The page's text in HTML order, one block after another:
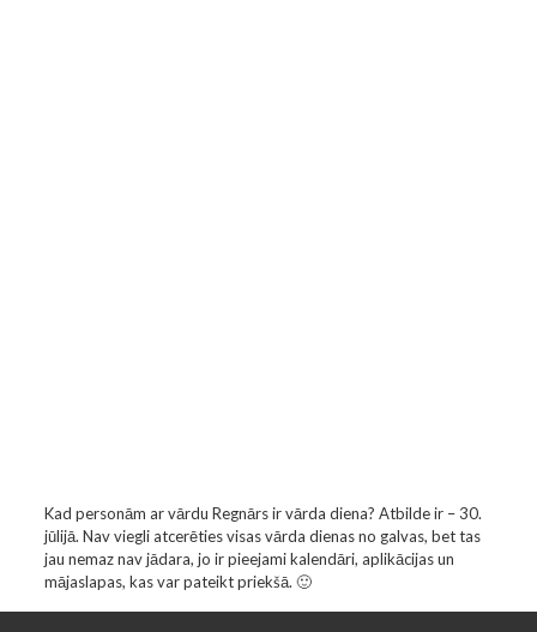
Kad personām ar vārdu Regnārs ir vārda diena? Atbilde ir – 30.
jūlijā. Nav viegli atcerēties visas vārda dienas no galvas, bet tas
jau nemaz nav jādara, jo ir pieejami kalendāri, aplikācijas un
mājaslapas, kas var pateikt priekšā. 🙂